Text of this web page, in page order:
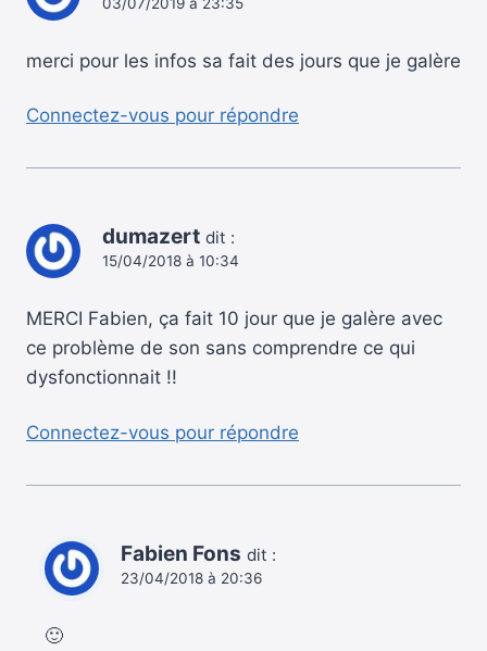
merci pour les infos sa fait des jours que je galère
Connectez-vous pour répondre
dumazert dit :
15/04/2018 à 10:34
MERCI Fabien, ça fait 10 jour que je galère avec
ce problème de son sans comprendre ce qui
dysfonctionnait !!
Connectez-vous pour répondre
Fabien Fons dit :
23/04/2018 à 20:36
🙂